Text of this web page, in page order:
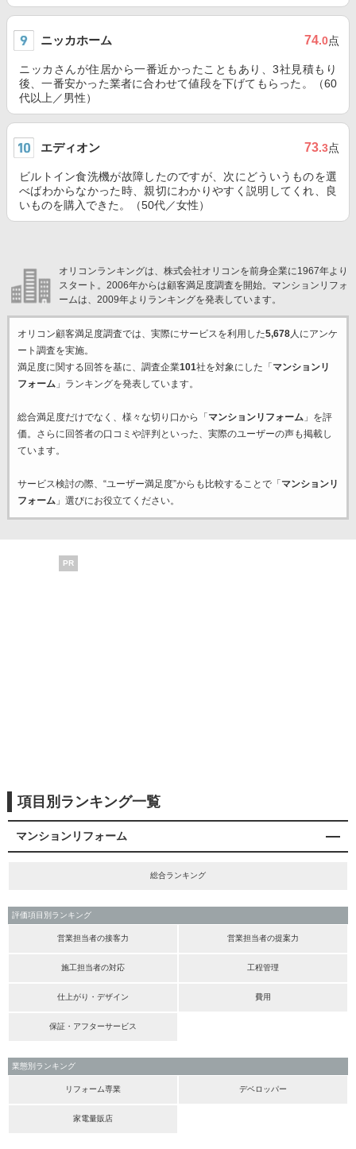
ニッカホーム 74.0点
ニッカさんが住居から一番近かったこともあり、3社見積もり
後、一番安かった業者に合わせて値段を下げてもらった。（60
代以上／男性）
エディオン 73.3点
ビルトイン食洗機が故障したのですが、次にどういうものを選
べばわからなかった時、親切にわかりやすく説明してくれ、良
いものを購入できた。（50代／女性）
オリコンランキングは、株式会社オリコンを前身企業に1967年より
スタート。2006年からは顧客満足度調査を開始。マンションリフォ
ームは、2009年よりランキングを発表しています。
オリコン顧客満足度調査では、実際にサービスを利用した5,678人にアンケ
ート調査を実施。
満足度に関する回答を基に、調査企業101社を対象にした「 マンションリ
フォーム」ランキングを発表しています。
総合満足度だけでなく、様々な切り口から「 マンションリフォーム」を評
価。さらに回答者の口コミや評判といった、実際のユーザーの声も掲載し
ています。
サービス検討の際、“ユーザー満足度”からも比較することで「 マンションリ
フォーム」選びにお役立てください。
PR
項目別ランキング一覧
マンションリフォーム
総合ランキング
評価項目別ランキング
営業担当者の接客力 営業担当者の提案力
施工担当者の対応 工程管理
仕上がり・デザイン 費用
保証・アフターサービス
業態別ランキング
リフォーム専業 デベロッパー
家電量販店